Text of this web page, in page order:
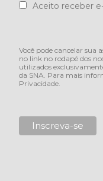
Aceito receber
Você pode cancelar
no link no rodapé dos
utilizados
da SNA. Para mais
Privacidade.